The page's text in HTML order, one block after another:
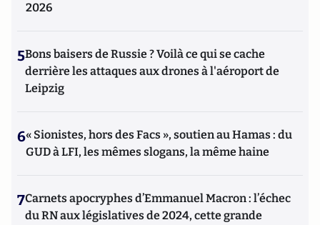
2026
5Bons baisers de Russie ? Voilà ce qui se cache
derrière les attaques aux drones à l'aéroport de
Leipzig
6« Sionistes, hors des Facs », soutien au Hamas : du
GUD à LFI, les mêmes slogans, la même haine
7Carnets apocryphes d’Emmanuel Macron : l’échec
du RN aux législatives de 2024, cette grande